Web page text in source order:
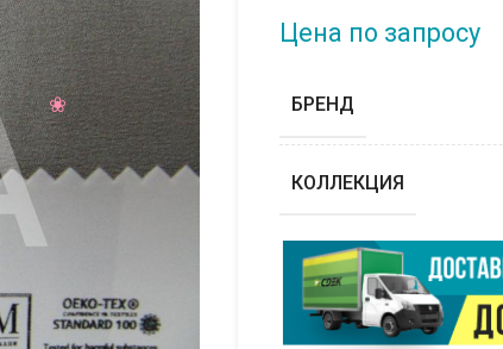
Цена по запросу
БРЕНД
КОЛЛЕКЦИЯ